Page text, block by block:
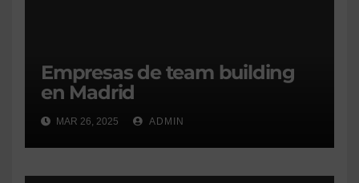
Empresas de team building
en Madrid
MAR 26, 2025 ADMIN